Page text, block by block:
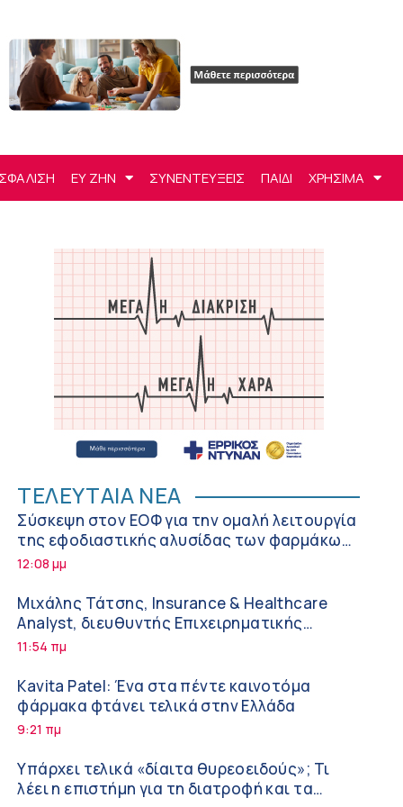
ΕΥ ΖΗΝ ΣΥΝΕΝΤΕΥΞΕΙΣ ΠΑΙΔΙ ΧΡΗΣΙΜΑ
ΤΕΛΕΥΤΑΙΑ ΝΕΑ
Σύσκεψη στον ΕΟΦ για την ομαλή λειτουργία
της εφοδιαστικής αλυσίδας των φαρμάκων
στη διάρκεια του καλοκαιριού
12:08 μμ
Μιχάλης Τάτσης, Insurance & Healthcare
Analyst, διευθυντής Επιχειρηματικής
Ανάπτυξης Ομίλου HHG
11:54 πμ
Kavita Patel: Ένα στα πέντε καινοτόμα
φάρμακα φτάνει τελικά στην Ελλάδα
9:21 πμ
Υπάρχει τελικά «δίαιτα θυρεοειδούς»; Τι
λέει η επιστήμη για τη διατροφή και τα